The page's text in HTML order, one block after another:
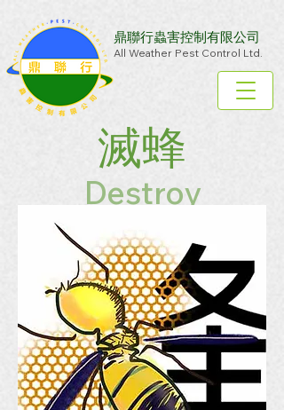
鼎聯行蟲害控制有限公司
All Weather Pest Control Ltd.
滅蜂
Destroy
Bees